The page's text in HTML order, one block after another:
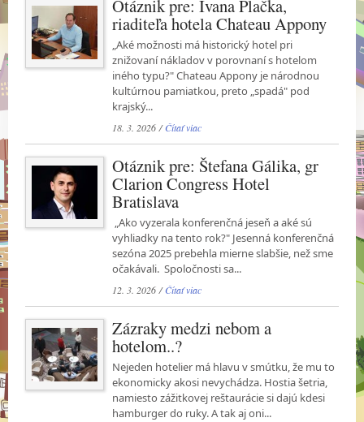
Otáznik pre: Ivana Plačka,
riaditeľa hotela Chateau Appony
„Aké možnosti má historický hotel pri
znižovaní nákladov v porovnaní s hotelom
iného typu?" Chateau Appony je národnou
kultúrnou pamiatkou, preto „spadá" pod
krajský...
18. 3. 2026 /Čítať viac
Otáznik pre: Štefana Gálika, gr
Clarion Congress Hotel
Bratislava
„Ako vyzerala konferenčná jeseň a aké sú
vyhliadky na tento rok?" Jesenná konferenčná
sezóna 2025 prebehla mierne slabšie, než sme
očakávali. Spoločnosti sa...
12. 3. 2026 /Čítať viac
Zázraky medzi nebom a
hotelom..?
Nejeden hotelier má hlavu v smútku, že mu to
ekonomicky akosi nevychádza. Hostia šetria,
namiesto zážitkovej reštaurácie si dajú kdesi
hamburger do ruky. A tak aj oni...